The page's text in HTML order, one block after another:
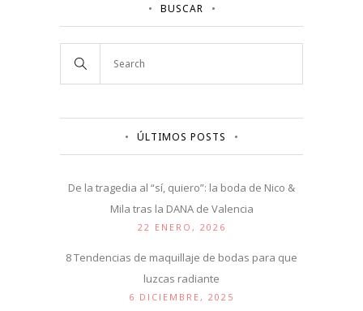
BUSCAR
ÚLTIMOS POSTS
De la tragedia al “sí, quiero”: la boda de Nico &
Mila tras la DANA de Valencia
22 ENERO, 2026
8 Tendencias de maquillaje de bodas para que
luzcas radiante
6 DICIEMBRE, 2025